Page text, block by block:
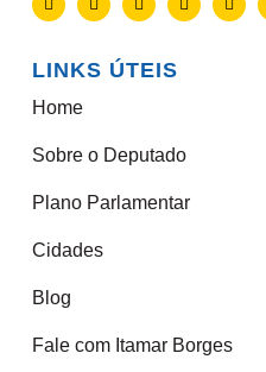
LINKS ÚTEIS
Home
Sobre o Deputado
Plano Parlamentar
Cidades
Blog
Fale com Itamar Borges